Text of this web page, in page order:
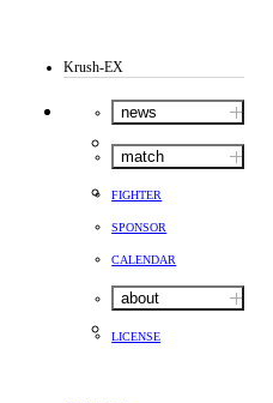
Krush-EX
news
match
FIGHTER
SPONSOR
CALENDAR
about
LICENSE